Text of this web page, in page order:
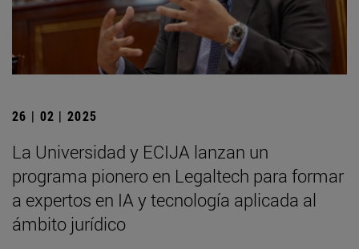
26 | 02 | 2025
La Universidad y ECIJA lanzan un
programa pionero en Legaltech para formar
a expertos en IA y tecnología aplicada al
ámbito jurídico